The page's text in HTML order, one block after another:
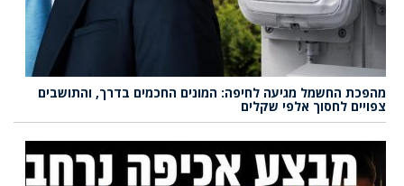
מהפכת החשמל מגיעה לחיפה: המונים החכמים בדרך, והתושבים
צפויים לחסוך אלפי שקלים